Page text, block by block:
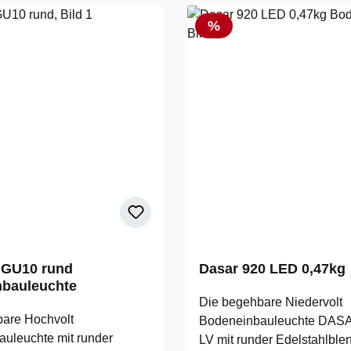
geeignet. Der
erfolgt durch
Treiber direkt an 230V
rund
Hochvolt
mit runder
Rabatt
%
Dasar 920 LED 0,47kg
Die begehbare Niedervolt
Bodeneinbauleuchte
LV mit runder